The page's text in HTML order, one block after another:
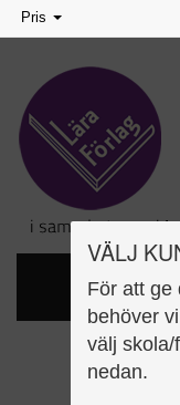
VÄLJ
För att ge
behöver
välj skola/
nedan.
Toggle
navigation
Pris
Jag